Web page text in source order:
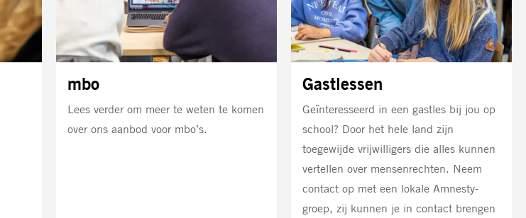
mbo
Lees verder om meer te weten te komen
over ons aanbod voor mbo’s.
Gastlessen
Geïnteresseerd in een gastles bij jou op
school? Door het hele land zijn
toegewijde vrijwilligers die alles kunnen
vertellen over mensenrechten. Neem
contact op met een lokale Amnesty-
groep, zij kunnen je in contact brengen